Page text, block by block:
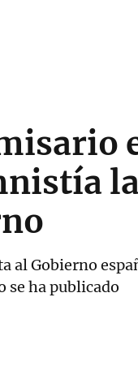
al Gobierno
se ha publicado